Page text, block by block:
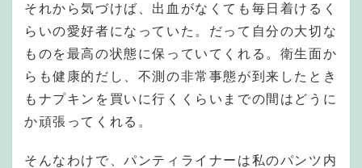
それから気づけば、出血がなくても毎日着けるく
らいの愛好者になっていた。だって自分の大切な
ものを最高の状態に保っていてくれる。衛生面か
らも健康的だし、不測の非常事態が到来したとき
もナプキンを買いに行くくらいまでの間はどうに
か頑張ってくれる。
そんなわけで、パンティライナーは私のパンツ内